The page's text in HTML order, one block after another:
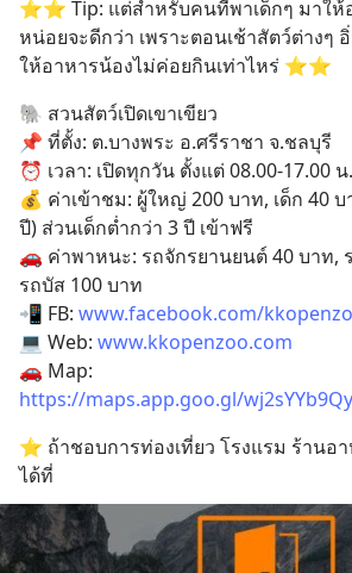
⭐️⭐️ Tip: แต่สำหรับคนที่พาเด็กๆ มาให้
หน่อยจะดีกว่า เพราะตอนเช้าสัตว์ต่างๆ
ให้อาหารน้องไม่ค่อยกินเท่าไหร่ ⭐️⭐️
🐘 สวนสัตว์เปิดเขาเขียว
📌 ที่ตั้ง: ต.บางพระ อ.ศรีราชา จ.ชลบุรี
⏰ เวลา: เปิดทุกวัน ตั้งแต่ 08.00-17.00 น.
💰 ค่าเข้าชม: ผู้ใหญ่ 200 บาท, เด็ก 40 บ
ปี) ส่วนเด็กต่ำกว่า 3 ปี เข้าฟรี
🚗 ค่าพาหนะ: รถจักรยานยนต์ 40 บาท,
รถบัส 100 บาท
📲 FB: www.facebook.com/
💻 Web: www.kkopenzoo.com
https://maps.app.goo.gl/
⭐️ ถ้าชอบการท่องเที่ยว โรงแรม ร้านอา
ได้ที่